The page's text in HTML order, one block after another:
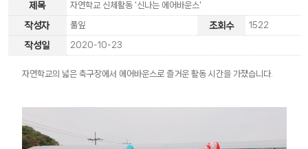
제목 자연학교 신체활동 '신나는 에어바운스'
작성자 풀잎 조회수 1522
작성일 2020-10-23
자연학교의 넓은 축구장에서 에어바운스로 즐거운 활동 시간을 가졌습니다.